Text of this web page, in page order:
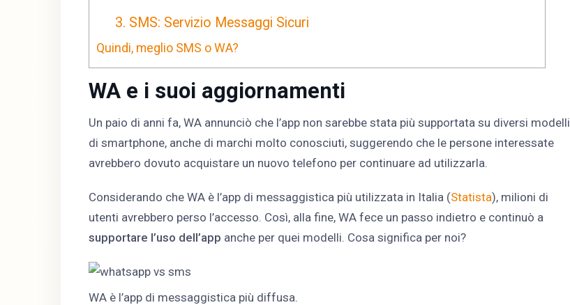
3. SMS: Servizio Messaggi Sicuri
Quindi, meglio SMS o WA?
WA e i suoi aggiornamenti
Un paio di anni fa, WA annunciò che l’app non sarebbe stata più supportata su diversi modelli
di smartphone, anche di marchi molto conosciuti, suggerendo che le persone interessate
avrebbero dovuto acquistare un nuovo telefono per continuare ad utilizzarla.
Considerando che WA è l’app di messaggistica più utilizzata in Italia (Statista), milioni di
utenti avrebbero perso l’accesso. Così, alla fine, WA fece un passo indietro e continuò a
supportare l’uso dell’app anche per quei modelli. Cosa significa per noi?
WA è l’app di messaggistica più diffusa.